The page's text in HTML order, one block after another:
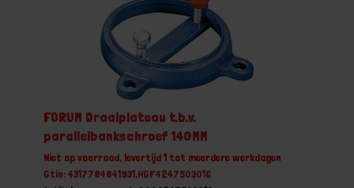
FORUM Draaiplateau t.b.v.
parallelbankschroef 140MM
Niet op voorraad, levertijd 1 tot meerdere werkdagen
Gtin: 4317784841931,HGF4247503016